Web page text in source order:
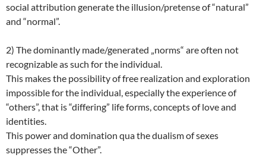
social attribution generate the illusion/pretense of “natural”
and “normal”.
2) The dominantly made/generated „norms“ are often not
recognizable as such for the individual.
This makes the possibility of free realization and exploration
impossible for the individual, especially the experience of
“others”, that is “differing” life forms, concepts of love and
identities.
This power and domination qua the dualism of sexes
suppresses the “Other”.